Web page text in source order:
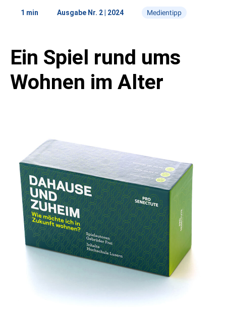
Studien
5 Fragen
«Aufgeschnappt»
Medientipp
Marktplatz
Kontakt Mediadaten Abonnement
1 min Ausgabe Nr. 2 | 2024 Medientipp
Ein Spiel rund ums
Wohnen im Alter